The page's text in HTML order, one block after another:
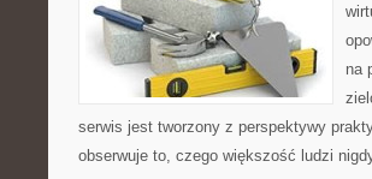
na
serwis jest tworzony z perspektywy
obserwuje to, czego większość ludzi